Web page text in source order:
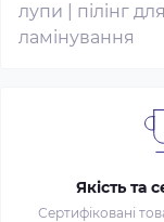
лупи
пілінг
ламінування
Якість та
Сертифіковані